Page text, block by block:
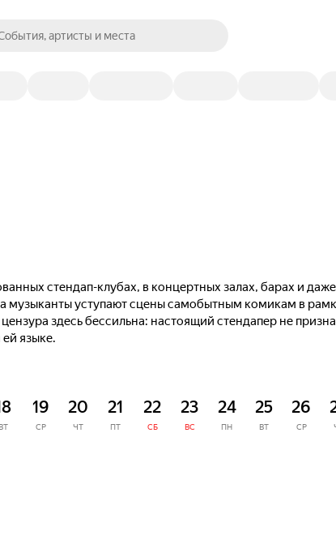
артисты и места
стендап-клубах, в концертных залах, барах и
музыканты уступают сцены самобытным комикам в
здесь бессильна: настоящий стендапер не
языке.
ВТ
19
СР
20
ЧТ
21
ПТ
22
СБ
23
ВС
24
ПН
25
ВТ
26
СР